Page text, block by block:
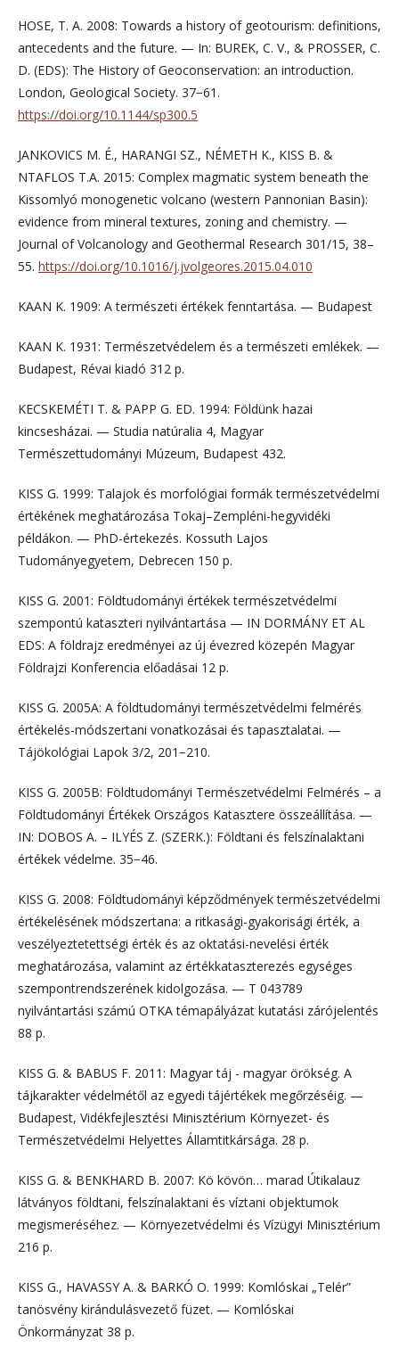
HOSE, T. A. 2008: Towards a history of geotourism: definitions,
antecedents and the future. — In: BUREK, C. V., & PROSSER, C.
D. (EDS): The History of Geoconservation: an introduction.
London, Geological Society. 37−61.
https://doi.org/10.1144/sp300.5
JANKOVICS M. É., HARANGI SZ., NÉMETH K., KISS B. &
NTAFLOS T.A. 2015: Complex magmatic system beneath the
Kissomlyó monogenetic volcano (western Pannonian Basin):
evidence from mineral textures, zoning and chemistry. —
Journal of Volcanology and Geothermal Research 301/15, 38–
55. https://doi.org/10.1016/j.jvolgeores.2015.04.010
KAAN K. 1909: A természeti értékek fenntartása. — Budapest
KAAN K. 1931: Természetvédelem és a természeti emlékek. —
Budapest, Révai kiadó 312 p.
KECSKEMÉTI T. & PAPP G. ED. 1994: Földünk hazai
kincsesházai. — Studia natúralia 4, Magyar
Természettudományi Múzeum, Budapest 432.
KISS G. 1999: Talajok és morfológiai formák természetvédelmi
értékének meghatározása Tokaj–Zempléni-hegyvidéki
példákon. — PhD-értekezés. Kossuth Lajos
Tudományegyetem, Debrecen 150 p.
KISS G. 2001: Földtudományi értékek természetvédelmi
szempontú kataszteri nyilvántartása — IN DORMÁNY ET AL
EDS: A földrajz eredményei az új évezred közepén Magyar
Földrajzi Konferencia előadásai 12 p.
KISS G. 2005A: A földtudományi természetvédelmi felmérés
értékelés-módszertani vonatkozásai és tapasztalatai. —
Tájökológiai Lapok 3/2, 201−210.
KISS G. 2005B: Földtudományi Természetvédelmi Felmérés – a
Földtudományi Értékek Országos Katasztere összeállítása. —
IN: DOBOS A. – ILYÉS Z. (SZERK.): Földtani és felszínalaktani
értékek védelme. 35−46.
KISS G. 2008: Földtudományi képződmények természetvédelmi
értékelésének módszertana: a ritkasági-gyakorisági érték, a
veszélyeztetettségi érték és az oktatási-nevelési érték
meghatározása, valamint az értékkataszterezés egységes
szempontrendszerének kidolgozása. — T 043789
nyilvántartási számú OTKA témapályázat kutatási zárójelentés
88 p.
KISS G. & BABUS F. 2011: Magyar táj - magyar örökség. A
tájkarakter védelmétől az egyedi tájértékek megőrzéséig. —
Budapest, Vidékfejlesztési Minisztérium Környezet- és
Természetvédelmi Helyettes Államtitkársága. 28 p.
KISS G. & BENKHARD B. 2007: Kö kövön… marad Útikalauz
látványos földtani, felszínalaktani és víztani objektumok
megismeréséhez. — Környezetvédelmi és Vízügyi Minisztérium
216 p.
KISS G., HAVASSY A. & BARKÓ O. 1999: Komlóskai „Telér”
tanösvény kirándulásvezető füzet. — Komlóskai
Önkormányzat 38 p.